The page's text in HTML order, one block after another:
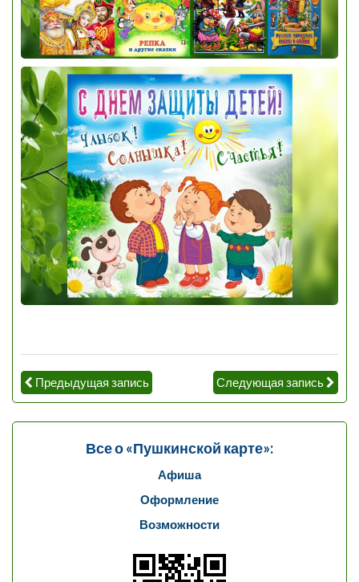
Предыдущая запись Следующая запись
Все о «Пушкинской карте»:
Афиша
Оформление
Возможности